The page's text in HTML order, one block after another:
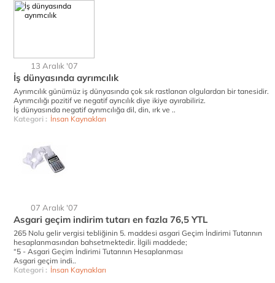
13 Aralık '07
İş dünyasında ayrımcılık
Ayrımcılık günümüz iş dünyasında çok sık rastlanan olgulardan bir tanesidir.
Ayrımcılığı pozitif ve negatif ayrıcılık diye ikiye ayırabiliriz.
İş dünyasında negatif ayrımcılığa dil, din, ırk ve ..
Kategori : İnsan Kaynakları
07 Aralık '07
Asgari geçim indirim tutarı en fazla 76,5 YTL
265 Nolu gelir vergisi tebliğinin 5. maddesi asgari Geçim İndirimi Tutarının
hesaplanmasından bahsetmektedir. İlgili maddede;
“5 - Asgari Geçim İndirimi Tutarının Hesaplanması
Asgari geçim indi..
Kategori : İnsan Kaynakları